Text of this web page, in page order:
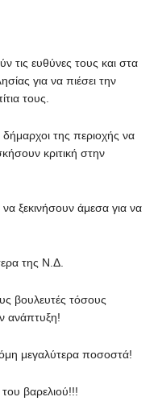
τις ευθύνες τους και στα
για να πιέσει την
τους.
δήμαρχοι της περιοχής να
κριτική στην
να ξεκινήσουν άμεσα για να
της Ν.Δ.
βουλευτές τόσους
ανάπτυξη!
μεγαλύτερα ποσοστά!
βαρελιού!!!